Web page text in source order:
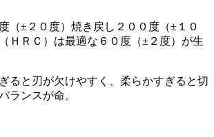
（±２０度）焼き戻し２００度（±１０
ＨＲＣ）は最適な６０度（±２度）が生
ると刃が欠けやすく、柔らかすぎると切
ランスが命。